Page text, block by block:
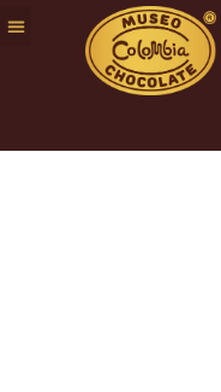
FUNDACIÓNNUESTRATRABAJA